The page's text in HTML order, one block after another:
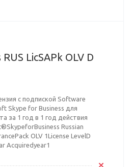
LicSAPk OLV D
с подпиской Software
Skype for Business для
за 1 год в 1 год действия
Russian
OLV 1License LevelD
Acquiredyear1